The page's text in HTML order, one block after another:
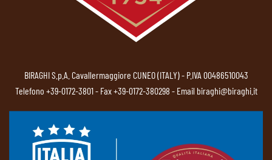
BIRAGHI S.p.A. Cavallermaggiore CUNEO (ITALY) - P.IVA 00486510043
Telefono +39-0172-3801- Fax +39-0172-380298 - Email biraghi@biraghi.it